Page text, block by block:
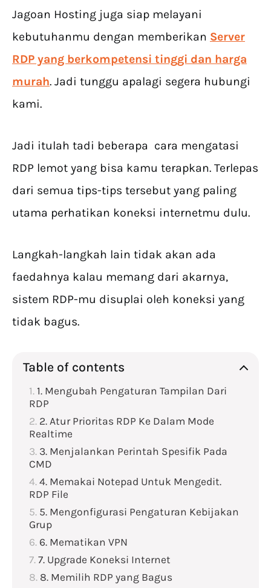
Jagoan Hosting juga siap melayani
kebutuhanmu dengan memberikan Server
RDP yang berkompetensi tinggi dan harga
murah. Jadi tunggu apalagi segera hubungi
kami.
Jadi itulah tadi beberapa cara mengatasi
RDP lemot yang bisa kamu terapkan. Terlepas
dari semua tips-tips tersebut yang paling
utama perhatikan koneksi internetmu dulu.
Langkah-langkah lain tidak akan ada
faedahnya kalau memang dari akarnya,
sistem RDP-mu disuplai oleh koneksi yang
tidak bagus.
Table of contents
1. Mengubah Pengaturan Tampilan Dari
RDP
2. Atur Prioritas RDP Ke Dalam Mode
Realtime
3. Menjalankan Perintah Spesifik Pada
CMD
4. Memakai Notepad Untuk Mengedit.
RDP File
5. Mengonfigurasi Pengaturan Kebijakan
Grup
6. Mematikan VPN
7. Upgrade Koneksi Internet
8. Memilih RDP yang Bagus